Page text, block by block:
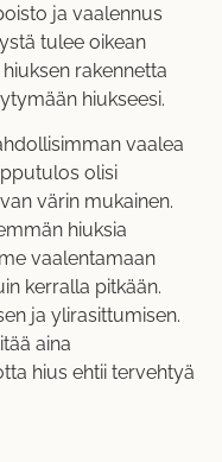
ja vaalennus
tulee oikean
rakennetta
hiukseesi.
vaalea
olisi
värin mukainen.
hiuksia
vaalentamaan
kerralla pitkään.
ja ylirasittumisen.
aina
hius ehtii tervehtyä